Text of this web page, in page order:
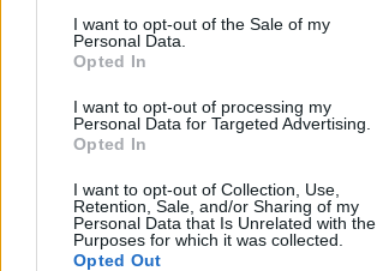
I want to opt-out of the Sale of my
Personal Data.
Opted In
I want to opt-out of processing my
Personal Data for Targeted Advertising.
Opted In
I want to opt-out of Collection, Use,
Retention, Sale, and/or Sharing of my
Personal Data that Is Unrelated with the
Purposes for which it was collected.
Opted Out
Hozzászólások